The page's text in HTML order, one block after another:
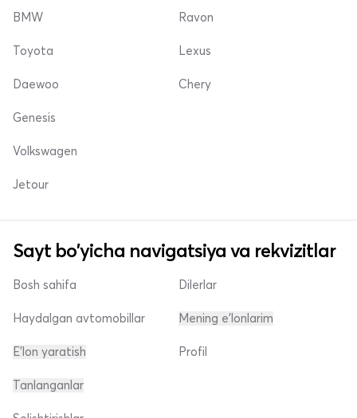
BMW
Toyota
Daewoo
Ravon
Lexus
Chery
Genesis
Volkswagen
Jetour
Sayt bo'yicha navigatsiya va rekvizitlar
Bosh sahifa
Haydalgan avtomobillar
E'lon yaratish
Dilerlar
Mening e'lonlarim
Profil
Tanlanganlar